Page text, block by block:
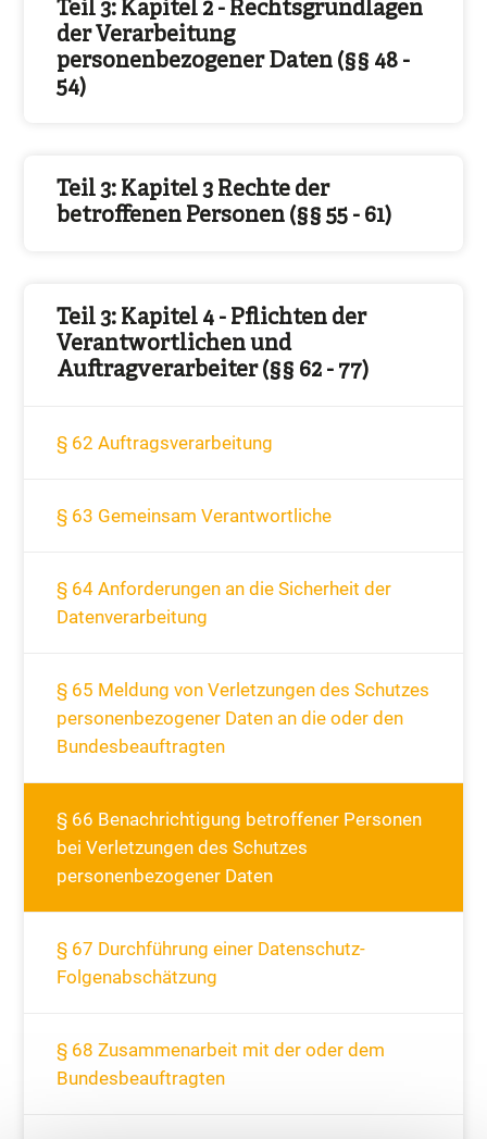
Teil 3: Kapitel 2 - Rechtsgrundlagen
der Verarbeitung
personenbezogener Daten (§§ 48 -
54)
Teil 3: Kapitel 3 Rechte der
betroffenen Personen (§§ 55 - 61)
Teil 3: Kapitel 4 - Pflichten der
Verantwortlichen und
Auftragverarbeiter (§§ 62 - 77)
§ 62 Auftragsverarbeitung
§ 63 Gemeinsam Verantwortliche
§ 64 Anforderungen an die Sicherheit der
Datenverarbeitung
§ 65 Meldung von Verletzungen des Schutzes
personenbezogener Daten an die oder den
Bundesbeauftragten
§ 66 Benachrichtigung betroffener Personen
bei Verletzungen des Schutzes
personenbezogener Daten
§ 67 Durchführung einer Datenschutz-
Folgenabschätzung
§ 68 Zusammenarbeit mit der oder dem
Bundesbeauftragten